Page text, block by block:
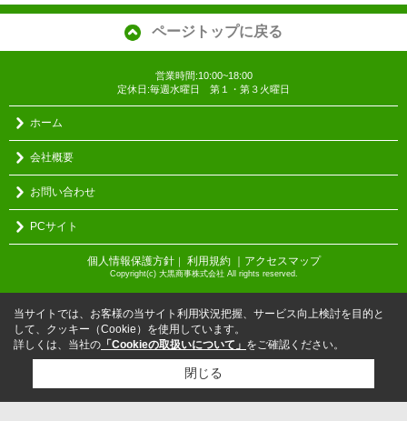
ページトップに戻る
営業時間:10:00~18:00
定休日:毎週水曜日 第１・第３火曜日
ホーム
会社概要
お問い合わせ
PCサイト
個人情報保護方針｜ 利用規約 ｜アクセスマップ
Copyright(c) 大黒商事株式会社 All rights reserved.
当サイトでは、お客様の当サイト利用状況把握、サービス向上検討を目的と
して、クッキー（Cookie）を使用しています。
詳しくは、当社の 「Cookieの取扱いについて」 をご確認ください。
閉じる